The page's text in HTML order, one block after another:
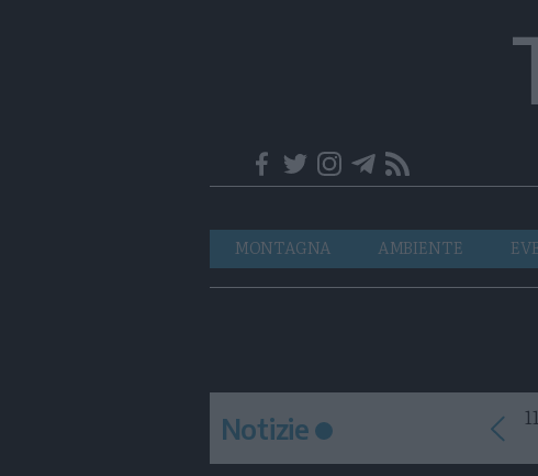
Navigazione
principale
MONTAGNA AMBIENTE
Notizie